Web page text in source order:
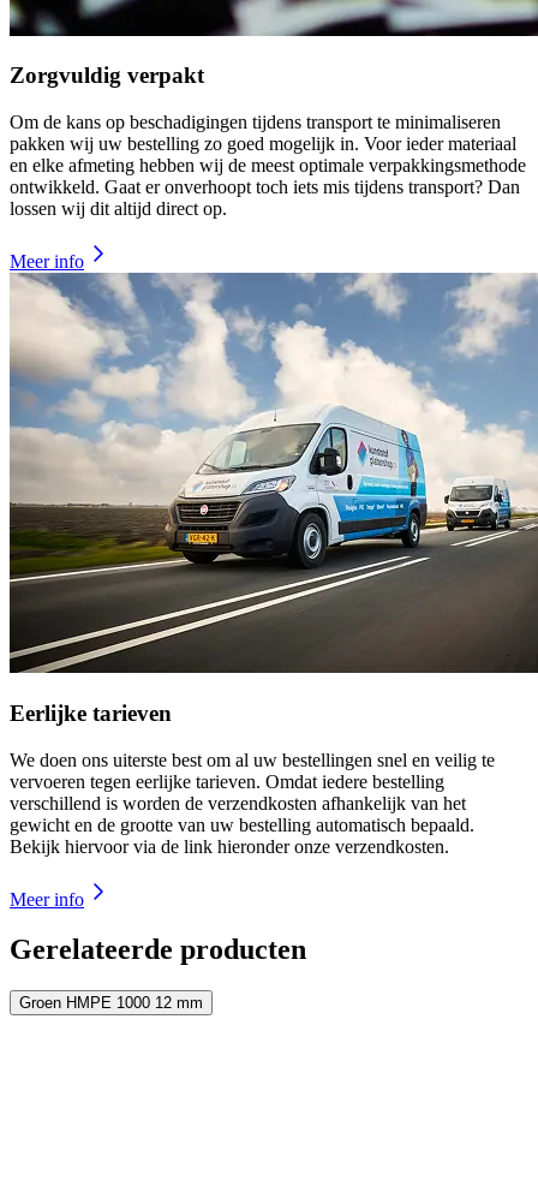
Zorgvuldig verpakt
Om de kans op beschadigingen tijdens transport te minimaliseren
pakken wij uw bestelling zo goed mogelijk in. Voor ieder materiaal
en elke afmeting hebben wij de meest optimale verpakkingsmethode
ontwikkeld. Gaat er onverhoopt toch iets mis tijdens transport? Dan
lossen wij dit altijd direct op.
Meer info
Eerlijke tarieven
We doen ons uiterste best om al uw bestellingen snel en veilig te
vervoeren tegen eerlijke tarieven. Omdat iedere bestelling
verschillend is worden de verzendkosten afhankelijk van het
gewicht en de grootte van uw bestelling automatisch bepaald.
Bekijk hiervoor via de link hieronder onze verzendkosten.
Meer info
Gerelateerde producten
Groen HMPE 1000 12 mm